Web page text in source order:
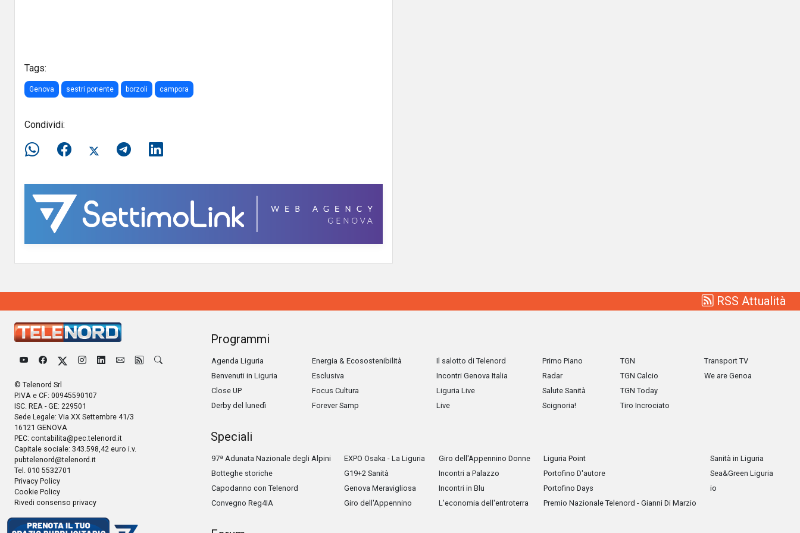
Tags:
Genova sestri ponente borzoli campora
Condividi:
RSS Attualità
© Telenord Srl
P.IVA e CF: 00945590107
ISC. REA - GE: 229501
Sede Legale: Via XX Settembre 41/3
16121 GENOVA
PEC: contabilita@pec.telenord.it
Capitale sociale: 343.598,42 euro i.v.
pubtelenord@telenord.it
Tel. 010 5532701
Privacy Policy
Cookie Policy
Rivedi consenso privacy
Programmi
Agenda Liguria
Benvenuti in Liguria
Close UP
Derby del lunedì
Energia & Ecosostenibilità
Esclusiva
Focus Cultura
Forever Samp
Il salotto di Telenord
Incontri Genova Italia
Liguria Live
Live
Primo Piano
Radar
Salute Sanità
Scignoria!
TGN
TGN Calcio
TGN Today
Tiro Incrociato
Transport TV
We are Genoa
Speciali
97ª Adunata Nazionale degli Alpini
Botteghe storiche
Capodanno con Telenord
Convegno Reg4IA
EXPO Osaka - La Liguria
G19+2 Sanità
Genova Meravigliosa
Giro dell'Appennino
Giro dell'Appennino Donne
Incontri a Palazzo
Incontri in Blu
L'economia dell'entroterra
Liguria Point
Portofino D'autore
Portofino Days
Premio Nazionale Telenord - Gianni Di Marzio
Sanità in Liguria
Sea&Green Liguria
io